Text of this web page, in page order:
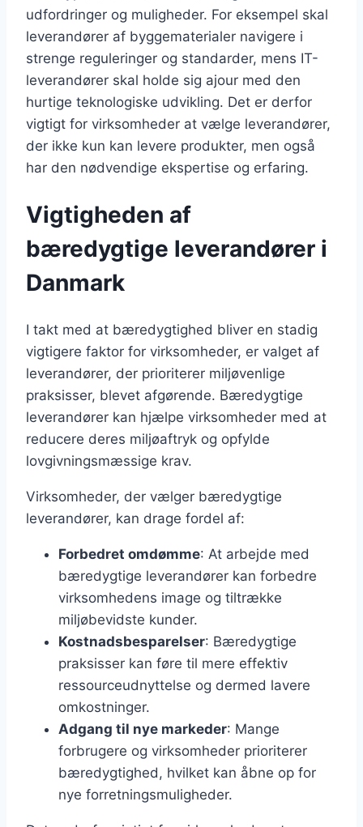
udfordringer og muligheder. For eksempel skal
leverandører af byggematerialer navigere i
strenge reguleringer og standarder, mens IT-
leverandører skal holde sig ajour med den
hurtige teknologiske udvikling. Det er derfor
vigtigt for virksomheder at vælge leverandører,
der ikke kun kan levere produkter, men også
har den nødvendige ekspertise og erfaring.
Vigtigheden af
bæredygtige leverandører i
Danmark
I takt med at bæredygtighed bliver en stadig
vigtigere faktor for virksomheder, er valget af
leverandører, der prioriterer miljøvenlige
praksisser, blevet afgørende. Bæredygtige
leverandører kan hjælpe virksomheder med at
reducere deres miljøaftryk og opfylde
lovgivningsmæssige krav.
Virksomheder, der vælger bæredygtige
leverandører, kan drage fordel af:
Forbedret omdømme: At arbejde med
bæredygtige leverandører kan forbedre
virksomhedens image og tiltrække
miljøbevidste kunder.
Kostnadsbesparelser: Bæredygtige
praksisser kan føre til mere effektiv
ressourceudnyttelse og dermed lavere
omkostninger.
Adgang til nye markeder: Mange
forbrugere og virksomheder prioriterer
bæredygtighed, hvilket kan åbne op for
nye forretningsmuligheder.